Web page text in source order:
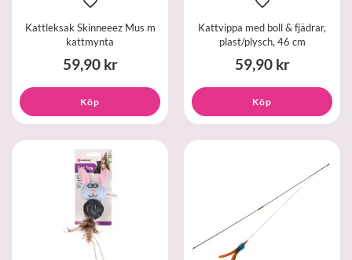
Kattleksak Skinneeez Mus m
kattmynta
59,90 kr
Köp
Kattvippa med boll & fjädrar,
plast/plysch, 46 cm
59,90 kr
Köp